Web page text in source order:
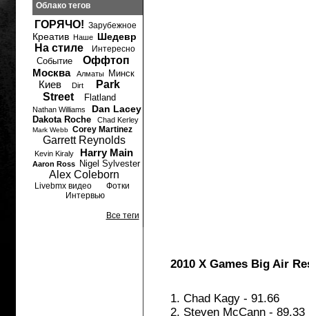
2010 X Games Big Air
1. Chad Kagy - 91.66
2. Steven McCann - 89.33
Облако тегов
ГОРЯЧО! Зарубежное
Креатив Наше Шедевр
На стиле Интересно
Событие
Оффтоп
Москва
Алматы Минск
Киев Dirt
Park
Street
Flatland
Nathan Williams Dan Lacey
Dakota Roche Chad Kerley
Mark Webb Corey Martinez
Garrett Reynolds
Kevin Kiraly Harry Main
Aaron Ross Nigel Sylvester
Alex Coleborn
Livebmx видео
Фотки
Интервью
Все теги